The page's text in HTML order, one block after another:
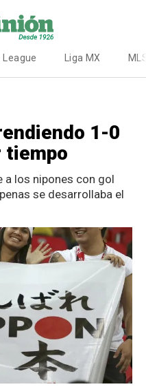
Liga MX
1-0
tiempo
a los nipones con gol
se desarrollaba el